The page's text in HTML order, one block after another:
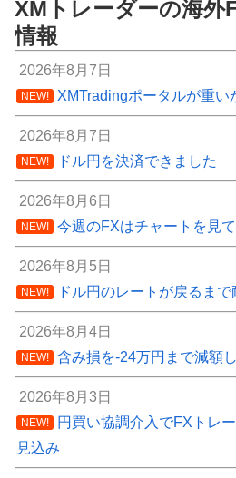
XMトレーダーの海
情報
2026年8月7日
NEW! XMTradingポータルが重い
2026年8月7日
NEW! ドル円を決済できました
2026年8月6日
NEW! 今週のFXはチャートを見
2026年8月5日
NEW! ドル円のレートが戻るまで
2026年8月4日
NEW! 含み損を-24万円まで減額
2026年8月3日
NEW!
円買い協調介入でFXトレ
見込み